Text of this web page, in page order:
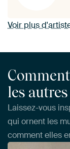
Voir plus
les autres
Laissez-vous
qui ornent les
comment elles